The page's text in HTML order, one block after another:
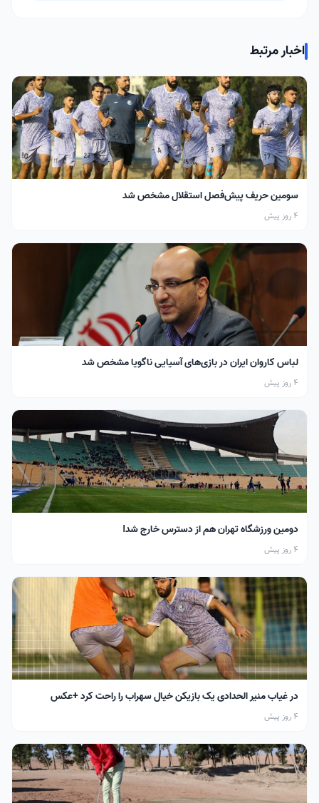
اخبار مرتبط
سومین حریف پیش‌فصل استقلال مشخص شد
4 روز پیش
لباس کاروان ایران در بازی‌های آسیایی ناگویا مشخص شد
4 روز پیش
دومین ورزشگاه تهران هم از دسترس خارج شد!
4 روز پیش
در غیاب منیر الحدادی یک بازیکن خیال سهراب را راحت کرد +عکس
4 روز پیش